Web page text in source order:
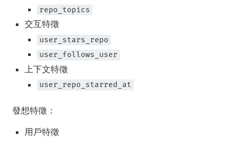
repo_topics
交互特徵
user_stars_repo
user_follows_user
上下文特徵
user_repo_starred_at
發想特徵：
用戶特徵